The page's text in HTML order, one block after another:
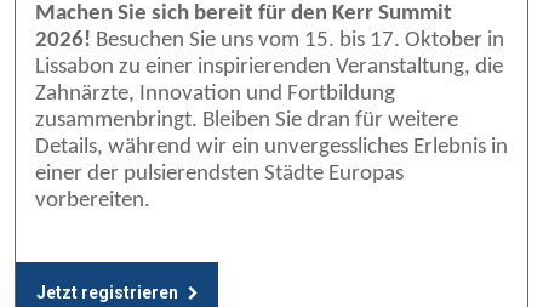
Machen Sie sich bereit für den Kerr Summit
2026! Besuchen Sie uns vom 15. bis 17. Oktober in
Lissabon zu einer inspirierenden Veranstaltung, die
Zahnärzte, Innovation und Fortbildung
zusammenbringt. Bleiben Sie dran für weitere
Details, während wir ein unvergessliches Erlebnis in
einer der pulsierendsten Städte Europas
vorbereiten.
Jetzt registrieren